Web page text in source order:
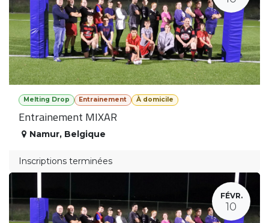
Melting Drop Entrainement À domicile
Entrainement MIXAR
Namur, Belgique
Inscriptions terminées
FÉVR.
10